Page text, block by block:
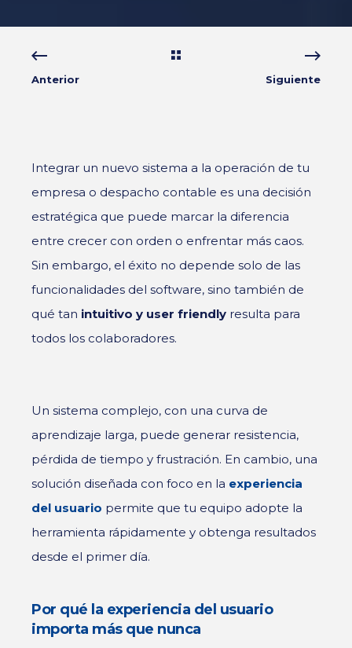
Anterior Siguiente
Integrar un nuevo sistema a la operación de tu
empresa o despacho contable es una decisión
estratégica que puede marcar la diferencia
entre crecer con orden o enfrentar más caos.
Sin embargo, el éxito no depende solo de las
funcionalidades del software, sino también de
qué tan intuitivo y user friendly resulta para
todos los colaboradores.
Un sistema complejo, con una curva de
aprendizaje larga, puede generar resistencia,
pérdida de tiempo y frustración. En cambio, una
solución diseñada con foco en la experiencia
del usuario permite que tu equipo adopte la
herramienta rápidamente y obtenga resultados
desde el primer día.
Por qué la experiencia del usuario
importa más que nunca